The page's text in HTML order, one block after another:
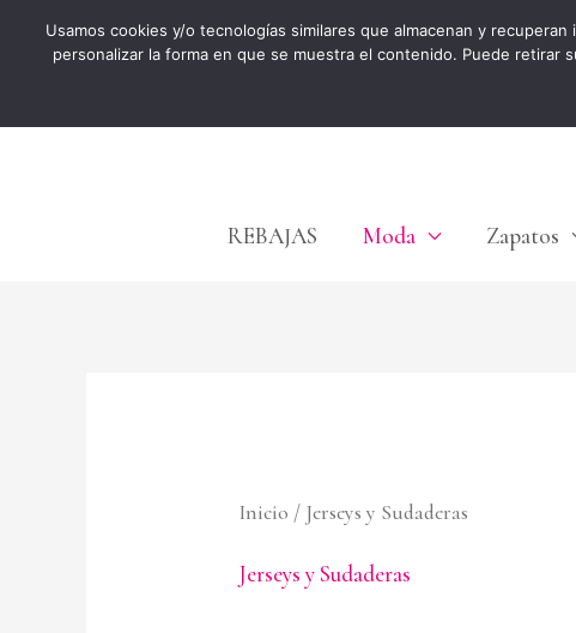
REBAJAS Moda Zapatos
Inicio / Jerseys y Sudaderas
Jerseys y Sudaderas
Usamos cookies y/o tecnologías similares que almacenan y
personalizar la forma en que se muestra el contenido. Puede retirar